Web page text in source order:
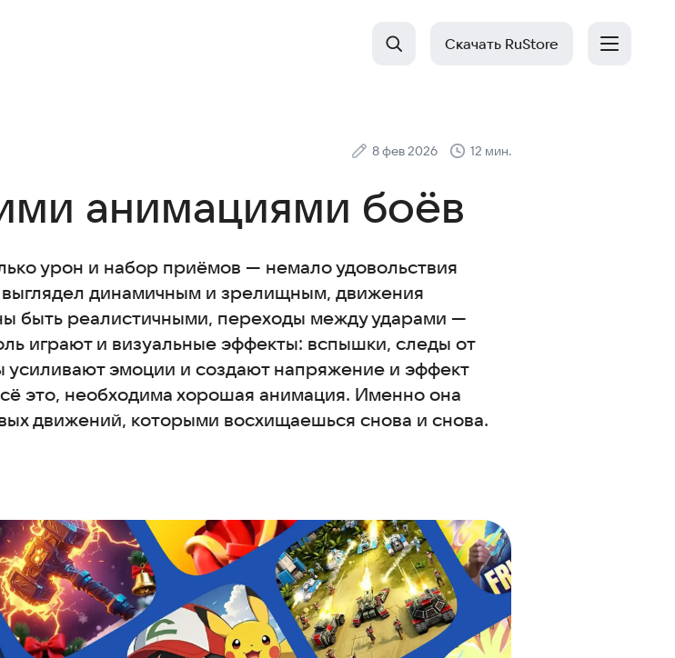
Скачать RuStore
8 фев 2026 12 мин.
анимациями боёв
урон и набор приёмов — немало удовольствия
динамичным и зрелищным, движения
быть реалистичными, переходы между ударами —
играют и визуальные эффекты: вспышки, следы от
усиливают эмоции и создают напряжение и эффект
это, необходима хорошая анимация. Именно она
движений, которыми восхищаешься снова и снова.